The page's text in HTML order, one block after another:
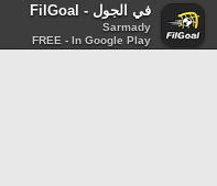
في الجول - FilGoal
Sarmady
FREE - In Google Play